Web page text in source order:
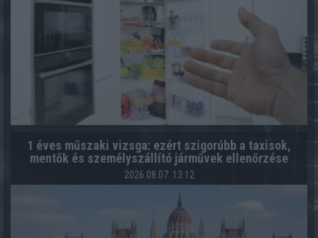
1 éves műszaki vizsga: ezért szigorúbb a taxisok,
mentők és személyszállító járművek ellenőrzése
2026.08.07. 13:12